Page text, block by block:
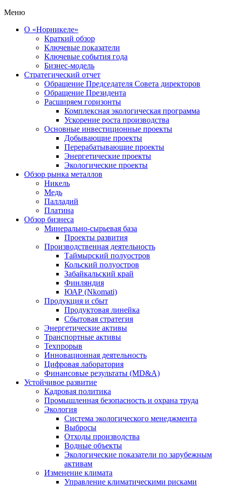
Меню
О «Норникеле»
Краткий обзор
Ключевые показатели
Ключевые события года
Бизнес-модель
Стратегический отчет
Обращение Председателя Совета директоров
Обращение Президента
Расширяем горизонты
Комплексная экологическая программа
Ускорение роста производства
Основные инвестиционные проекты
Добывающие проекты
Перерабатывающие проекты
Энергетические проекты
Экологические проекты
Обзор рынка металлов
Никель
Медь
Палладий
Платина
Обзор бизнеса
Минерально-сырьевая база
Проекты развития
Производственная деятельность
Таймырский полуостров
Кольский полуостров
Забайкальский край
Финляндия
ЮАР (Nkomati)
Продукция и сбыт
Продуктовая линейка
Сбытовая стратегия
Энергетические активы
Транспортные активы
Техпрорыв
Инновационная деятельность
Цифровая лаборатория
Финансовые результаты (MD&A)
Устойчивое развитие
Кадровая политика
Промышленная безопасность и охрана труда
Экология
Система экологического менеджмента
Выбросы
Отходы производства
Водные объекты
Экологические показатели по зарубежным
активам
Изменение климата
Управление климатическими рисками